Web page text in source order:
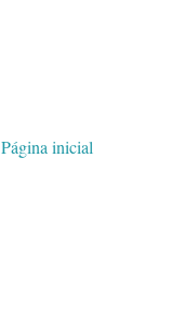
Página inicial